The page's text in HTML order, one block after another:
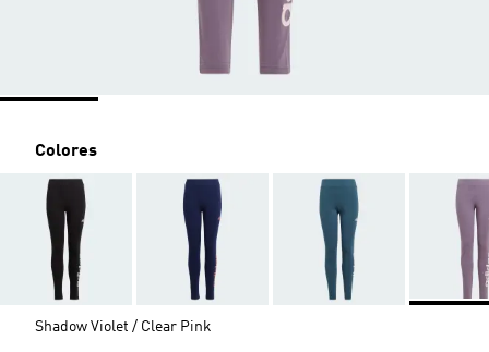
Colores
Shadow Violet / Clear Pink